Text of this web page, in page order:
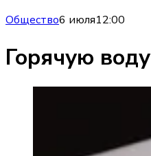
Общество6 июля12:00
Горячую